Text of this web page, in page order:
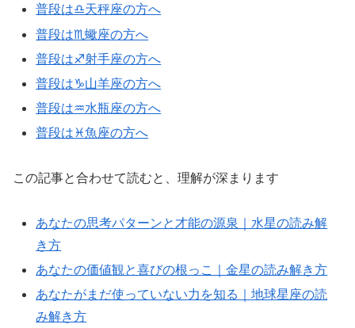
普段は♎天秤座の方へ
普段は♏蠍座の方へ
普段は♐射手座の方へ
普段は♑山羊座の方へ
普段は♒水瓶座の方へ
普段は♓魚座の方へ
この記事と合わせて読むと、理解が深まります
あなたの思考パターンと才能の源泉｜水星の読み解
き方
あなたの価値観と喜びの根っこ｜金星の読み解き方
あなたがまだ使っていない力を知る｜地球星座の読
み解き方